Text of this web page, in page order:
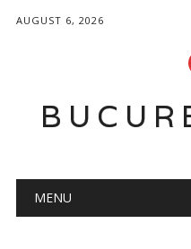
AUGUST 6, 2026
Main menu
MENU